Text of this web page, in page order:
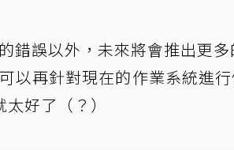
錯誤以外，未來將會推出更
以再針對現在的作業系統進
好了（？）